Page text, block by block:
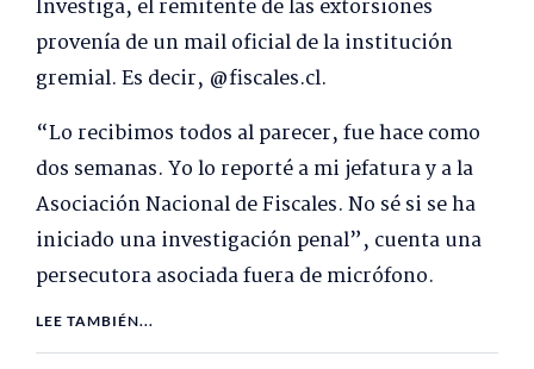
Investiga, el remitente de las extorsiones
provenía de un mail oficial de la institución
gremial. Es decir, @fiscales.cl.
“Lo recibimos todos al parecer, fue hace como
dos semanas. Yo lo reporté a mi jefatura y a la
Asociación Nacional de Fiscales. No sé si se ha
iniciado una investigación penal”, cuenta una
persecutora asociada fuera de micrófono.
LEE TAMBIÉN...